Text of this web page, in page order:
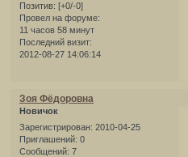
Позитив: [+0/-0]
Провел на форуме:
11 часов 58 минут
Последний визит:
2012-08-27 14:06:14
Зоя Фёдоровна
Новичок
Зарегистрирован: 2010-04-25
Приглашений: 0
Сообщений: 7